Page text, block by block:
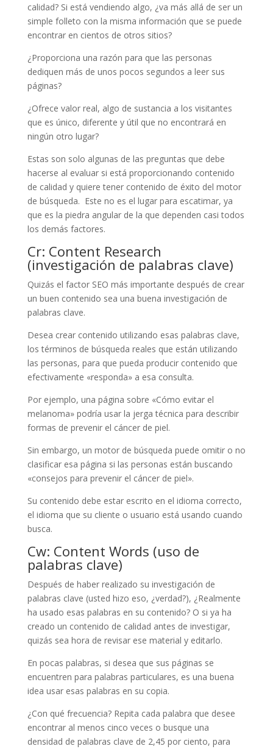
calidad? Si está vendiendo algo, ¿va más allá de ser un
simple folleto con la misma información que se puede
encontrar en cientos de otros sitios?
¿Proporciona una razón para que las personas
dediquen más de unos pocos segundos a leer sus
páginas?
¿Ofrece valor real, algo de sustancia a los visitantes
que es único, diferente y útil que no encontrará en
ningún otro lugar?
Estas son solo algunas de las preguntas que debe
hacerse al evaluar si está proporcionando contenido
de calidad y quiere tener contenido de éxito del motor
de búsqueda. Este no es el lugar para escatimar, ya
que es la piedra angular de la que dependen casi todos
los demás factores.
Cr: Content Research
(investigación de palabras clave)
Quizás el factor SEO más importante después de crear
un buen contenido sea una buena investigación de
palabras clave.
Desea crear contenido utilizando esas palabras clave,
los términos de búsqueda reales que están utilizando
las personas, para que pueda producir contenido que
efectivamente «responda» a esa consulta.
Por ejemplo, una página sobre «Cómo evitar el
melanoma» podría usar la jerga técnica para describir
formas de prevenir el cáncer de piel.
Sin embargo, un motor de búsqueda puede omitir o no
clasificar esa página si las personas están buscando
«consejos para prevenir el cáncer de piel».
Su contenido debe estar escrito en el idioma correcto,
el idioma que su cliente o usuario está usando cuando
busca.
Cw: Content Words (uso de
palabras clave)
Después de haber realizado su investigación de
palabras clave (usted hizo eso, ¿verdad?), ¿Realmente
ha usado esas palabras en su contenido? O si ya ha
creado un contenido de calidad antes de investigar,
quizás sea hora de revisar ese material y editarlo.
En pocas palabras, si desea que sus páginas se
encuentren para palabras particulares, es una buena
idea usar esas palabras en su copia.
¿Con qué frecuencia? Repita cada palabra que desee
encontrar al menos cinco veces o busque una
densidad de palabras clave de 2,45 por ciento, para